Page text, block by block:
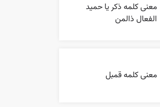
معنی کلمه ذکر یا حمید
الفعال ذالمن
معنی کلمه قمبل